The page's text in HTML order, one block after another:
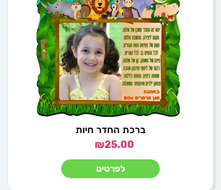
ברכת החדר חיות
₪25.00
לפרטים